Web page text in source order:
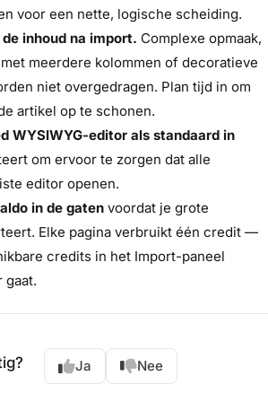
voor een nette, logische scheiding.
inhoud na import. Complexe opmaak,
meerdere kolommen of decoratieve
niet overgedragen. Plan tijd in om
artikel op te schonen.
WYSIWYG-editor als standaard in
om ervoor te zorgen dat alle
editor openen.
in de gaten voordat je grote
Elke pagina verbruikt één credit —
credits in het Import-paneel
gaat.
Ja Nee